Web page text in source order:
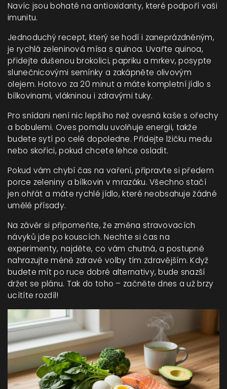
Navíc jsou bohaté na antioxidanty, které podpoří vaši
imunitu.
Jednoduchý recept, který se hodí i zaneprázdněným,
je rychlá zeleninová mísa s quinoa. Uvařte quinoa,
přidejte dušenou brokolici, papriku a mrkev, posypte
slunečnicovými semínky a zakápněte olivovým
olejem. Hotovo za 20 minut a máte kompletní jídlo s
bílkovinami, vlákninou i zdravými tuky.
Pro snídani není nic lepšího než ovesná kaše s ořechy
a bobulemi. Oves pomalu uvolňuje energii, takže
budete sytí po celé dopoledne. Přidejte lžičku medu
nebo skořici, pokud chcete lehce osladit.
Pokud vám chybí čas na vaření, připravte si předem
porce zeleniny a bílkovin v mrazáku. Všechno stačí
jen ohřát a máte rychlé jídlo, které neobsahuje žádné
umělé přísady.
Na závěr si připomeňte, že změna stravovacích
návyků jde po kouscích. Nechte si čas na
experimenty, najděte, co vám chutná, a postupně
nahrazujte méně zdravé volby tím zdravějším. Když
budete mít po ruce dobré alternativy, bude snazší
držet se plánu. Tak do toho – začněte dnes a už brzy
ucítíte rozdíl!